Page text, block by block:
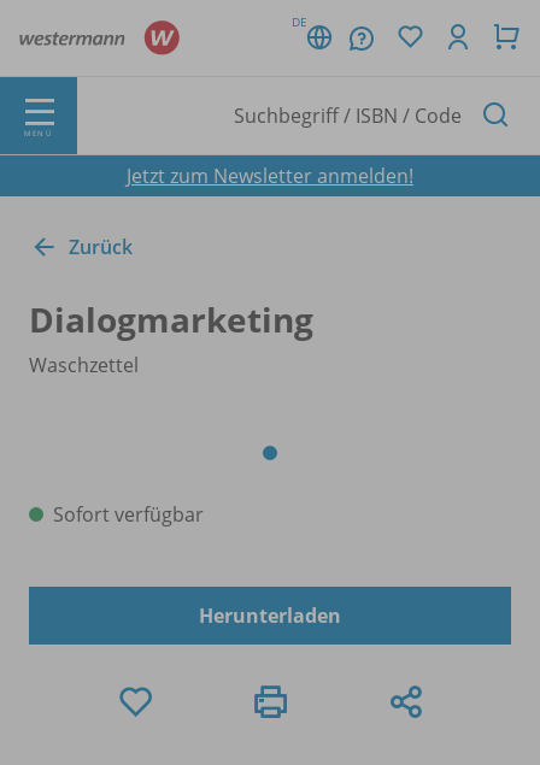
DE
MENÜ
Jetzt zum Newsletter anmelden!
Zurück
Dialogmarketing
Waschzettel
Sofort verfügbar
Herunterladen